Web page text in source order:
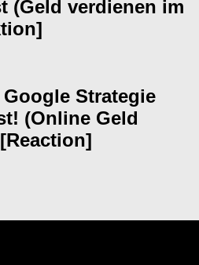
(Geld verdienen im
Google Strategie
(Online Geld